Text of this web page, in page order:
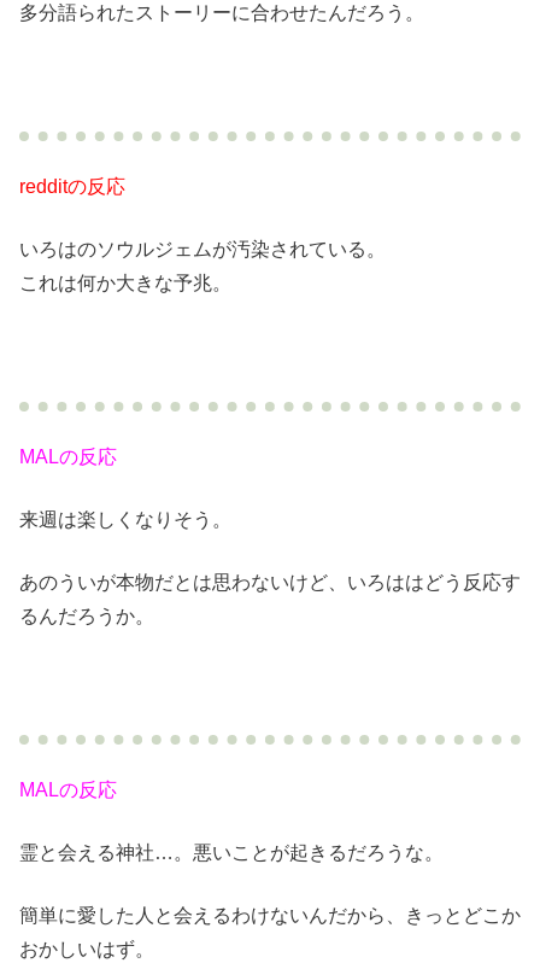
多分語られたストーリーに合わせたんだろう。
redditの反応
いろはのソウルジェムが汚染されている。
これは何か大きな予兆。
MALの反応
来週は楽しくなりそう。
あのういが本物だとは思わないけど、いろははどう反応す
るんだろうか。
MALの反応
霊と会える神社…。悪いことが起きるだろうな。
簡単に愛した人と会えるわけないんだから、きっとどこか
おかしいはず。